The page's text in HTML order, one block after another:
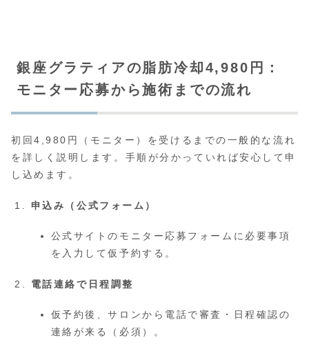
銀座グラティアの脂肪冷却4,980円：
モニター応募から施術までの流れ
初回4,980円（モニター）を受けるまでの一般的な流れ
を詳しく説明します。手順が分かっていれば安心して申
し込めます。
申込み（公式フォーム）
公式サイトのモニター応募フォームに必要事項
を入力して仮予約する。
電話連絡で日程調整
仮予約後、サロンから電話で審査・日程確認の
連絡が来る（必須）。